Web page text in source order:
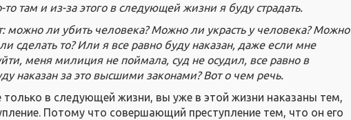
там и из-за этого в следующей жизни я буду страдать.
можно ли убить человека? Можно ли украсть у человека? Можно
сделать то? Или я все равно буду наказан, даже если мне
меня милиция не поймала, суд не осудил, все равно в
наказан за это высшими законами? Вот о чем речь.
только в следующей жизни, вы уже в этой жизни наказаны тем,
Потому что совершающий преступление тем, что он его